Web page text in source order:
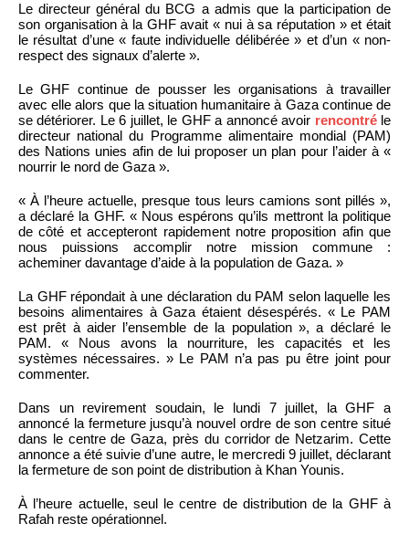
Le directeur général du BCG a admis que la participation de
son organisation à la GHF avait « nui à sa réputation » et était
le résultat d’une « faute individuelle délibérée » et d’un « non-
respect des signaux d’alerte ».
Le GHF continue de pousser les organisations à travailler
avec elle alors que la situation humanitaire à Gaza continue de
se détériorer. Le 6 juillet, le GHF a annoncé avoir rencontréle
directeur national du Programme alimentaire mondial (PAM)
des Nations unies afin de lui proposer un plan pour l’aider à «
nourrir le nord de Gaza ».
« À l’heure actuelle, presque tous leurs camions sont pillés »,
a déclaré la GHF. « Nous espérons qu’ils mettront la politique
de côté et accepteront rapidement notre proposition afin que
nous puissions accomplir notre mission commune :
acheminer davantage d’aide à la population de Gaza. »
La GHF répondait à une déclaration du PAM selon laquelle les
besoins alimentaires à Gaza étaient désespérés. « Le PAM
est prêt à aider l’ensemble de la population », a déclaré le
PAM. « Nous avons la nourriture, les capacités et les
systèmes nécessaires. » Le PAM n’a pas pu être joint pour
commenter.
Dans un revirement soudain, le lundi 7 juillet, la GHF a
annoncé la fermeture jusqu’à nouvel ordre de son centre situé
dans le centre de Gaza, près du corridor de Netzarim. Cette
annonce a été suivie d’une autre, le mercredi 9 juillet, déclarant
la fermeture de son point de distribution à Khan Younis.
À l’heure actuelle, seul le centre de distribution de la GHF à
Rafah reste opérationnel.